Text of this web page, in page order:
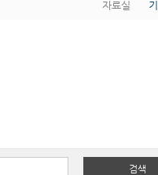
자료실